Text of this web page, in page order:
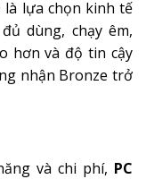
là lựa chọn kinh tế
dùng, chạy êm,
hơn và độ tin cậy
nhận Bronze trở
và chi phí, PC